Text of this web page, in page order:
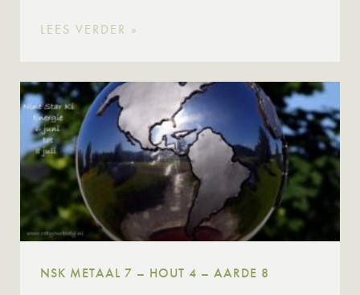
LEES VERDER »
NSK METAAL 7 – HOUT 4 – AARDE 8